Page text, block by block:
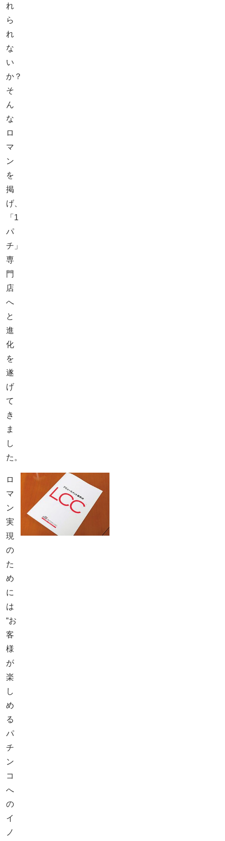
れ
ら
れ
な
い
か？
そ
ん
な
ロ
マ
ン
を
掲
げ、
「1
パ
チ」
専
門
店
へ
と
進
化
を
遂
げ
て
き
ま
し
た。
ロ
マ
ン
実
現
の
た
め
に
は
“お
客
様
が
楽
し
め
る
パ
チ
ン
コ
へ
の
イ
ノ